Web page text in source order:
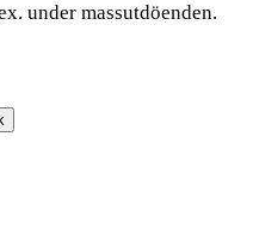
under massutdöenden.